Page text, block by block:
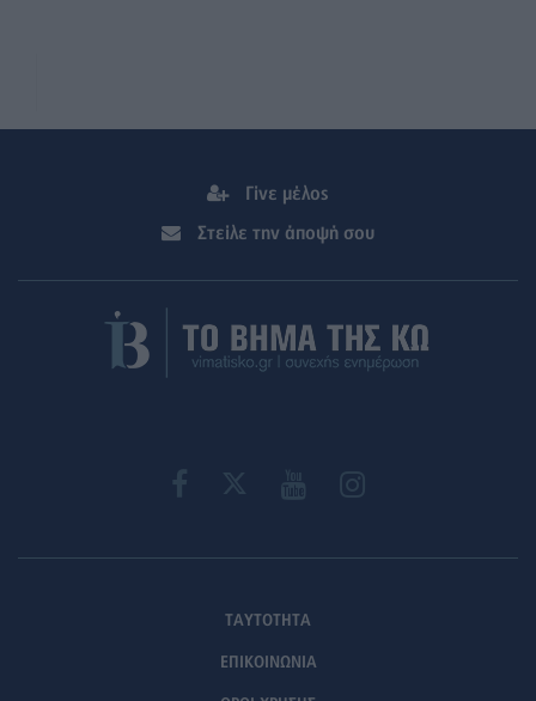
Γίνε μέλος
Στείλε την άποψή σου
ΤΑΥΤΟΤΗΤΑ
ΕΠΙΚΟΙΝΩΝΙΑ